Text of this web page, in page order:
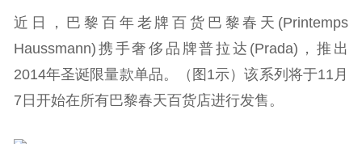
近日，巴黎百年老牌百货巴黎春天(Printemps
Haussmann)携手奢侈品牌普拉达(Prada)，推出
2014年圣诞限量款单品。（图1示）该系列将于11月
7日开始在所有巴黎春天百货店进行发售。